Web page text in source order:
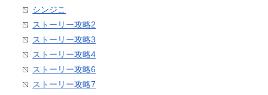
シンジこ
ストーリー攻略2
ストーリー攻略3
ストーリー攻略4
ストーリー攻略6
ストーリー攻略7